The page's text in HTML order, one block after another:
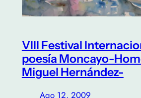
VIII Festival
poesía Moncayo-
Miguel Hernández-
Ago 12, 2009